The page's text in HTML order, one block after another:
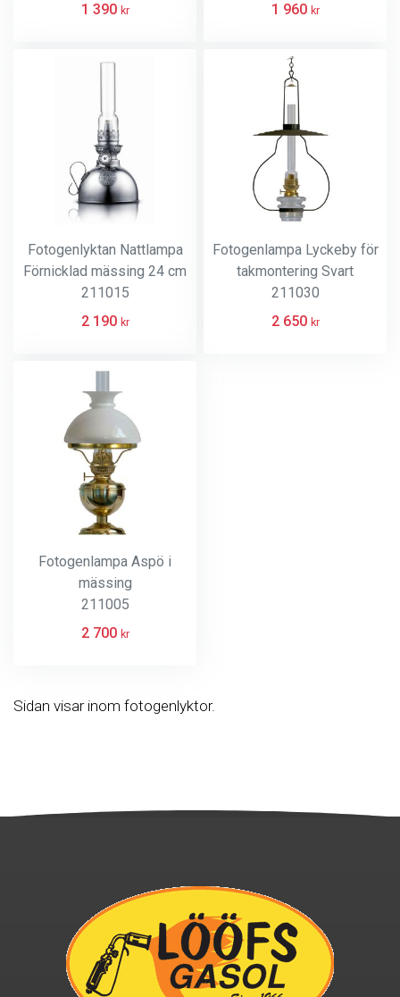
1 390 kr
1 960 kr
Fotogenlyktan Nattlampa
Förnicklad mässing 24 cm
211015
2 190 kr
Fotogenlampa Lyckeby för
takmontering Svart
211030
2 650 kr
Fotogenlampa Aspö i
mässing
211005
2 700 kr
Sidan visar inom fotogenlyktor.